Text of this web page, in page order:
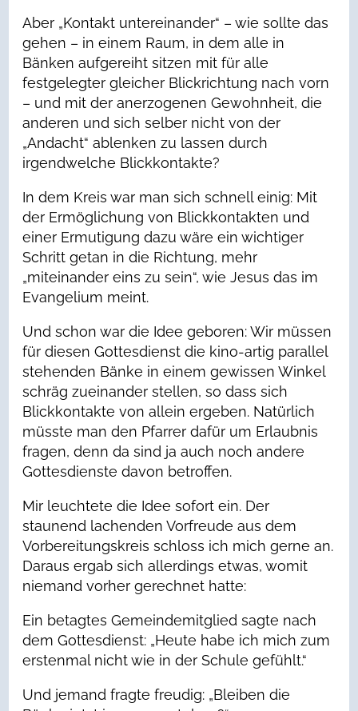
Aber „Kontakt untereinander“ – wie sollte das
gehen – in einem Raum, in dem alle in
Bänken aufgereiht sitzen mit für alle
festgelegter gleicher Blickrichtung nach vorn
– und mit der anerzogenen Gewohnheit, die
anderen und sich selber nicht von der
„Andacht“ ablenken zu lassen durch
irgendwelche Blickkontakte?
In dem Kreis war man sich schnell einig: Mit
der Ermöglichung von Blickkontakten und
einer Ermutigung dazu wäre ein wichtiger
Schritt getan in die Richtung, mehr
„miteinander eins zu sein“, wie Jesus das im
Evangelium meint.
Und schon war die Idee geboren: Wir müssen
für diesen Gottesdienst die kino-artig parallel
stehenden Bänke in einem gewissen Winkel
schräg zueinander stellen, so dass sich
Blickkontakte von allein ergeben. Natürlich
müsste man den Pfarrer dafür um Erlaubnis
fragen, denn da sind ja auch noch andere
Gottesdienste davon betroffen.
Mir leuchtete die Idee sofort ein. Der
staunend lachenden Vorfreude aus dem
Vorbereitungskreis schloss ich mich gerne an.
Daraus ergab sich allerdings etwas, womit
niemand vorher gerechnet hatte:
Ein betagtes Gemeindemitglied sagte nach
dem Gottesdienst: „Heute habe ich mich zum
erstenmal nicht wie in der Schule gefühlt.“
Und jemand fragte freudig: „Bleiben die